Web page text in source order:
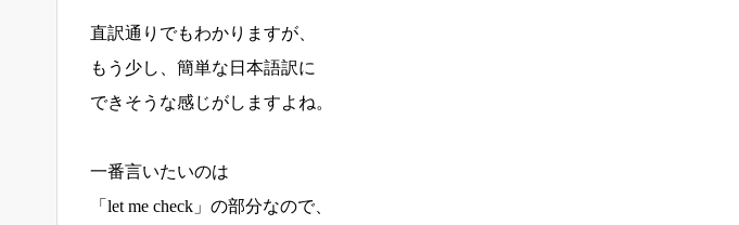
直訳通りでもわかりますが、
もう少し、簡単な日本語訳に
できそうな感じがしますよね。
一番言いたいのは
「let me check」の部分なので、